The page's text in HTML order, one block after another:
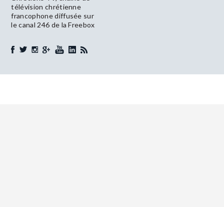
télévision chrétienne
francophone diffusée sur
le canal 246 de la Freebox